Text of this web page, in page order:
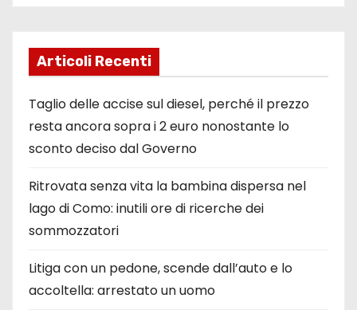
Articoli Recenti
Taglio delle accise sul diesel, perché il prezzo
resta ancora sopra i 2 euro nonostante lo
sconto deciso dal Governo
Ritrovata senza vita la bambina dispersa nel
lago di Como: inutili ore di ricerche dei
sommozzatori
Litiga con un pedone, scende dall’auto e lo
accoltella: arrestato un uomo